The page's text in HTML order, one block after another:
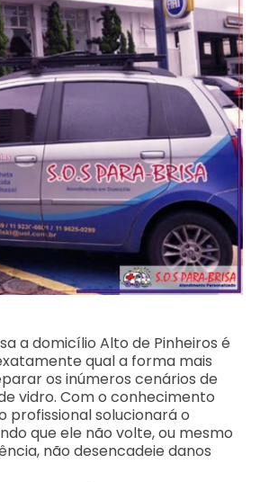
a domicílio Alto de Pinheiros é
qual a forma mais
os inúmeros cenários de
vidro. Com o conhecimento
profissional solucionará o
que ele não volte, ou mesmo
não desencadeie danos